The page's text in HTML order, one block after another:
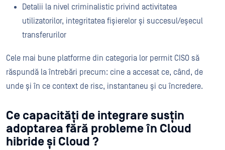
Detalii la nivel criminalistic privind activitatea
utilizatorilor, integritatea fișierelor și succesul/eșecul
transferurilor
Cele mai bune platforme din categoria lor permit CISO să
răspundă la întrebări precum: cine a accesat ce, când, de
unde și în ce context de risc, instantaneu și cu încredere.
Ce capacități de integrare susțin
adoptarea fără probleme în Cloud
hibride și Cloud ?